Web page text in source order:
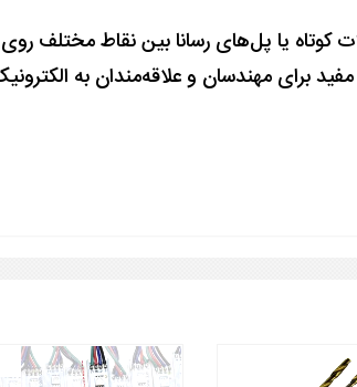
برای مهندسان و علاقه‌مندان به